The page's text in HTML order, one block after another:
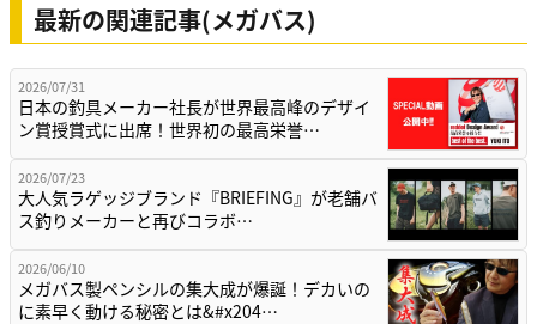
最新の関連記事(メガバス)
2026/07/31
日本の釣具メーカー社長が世界最高峰のデザイ
ン賞授賞式に出席！世界初の最高栄誉…
2026/07/23
大人気ラゲッジブランド『BRIEFING』が老舗バ
ス釣りメーカーと再びコラボ…
2026/06/10
メガバス製ペンシルの集大成が爆誕！デカいの
に素早く動ける秘密とは&#x204…